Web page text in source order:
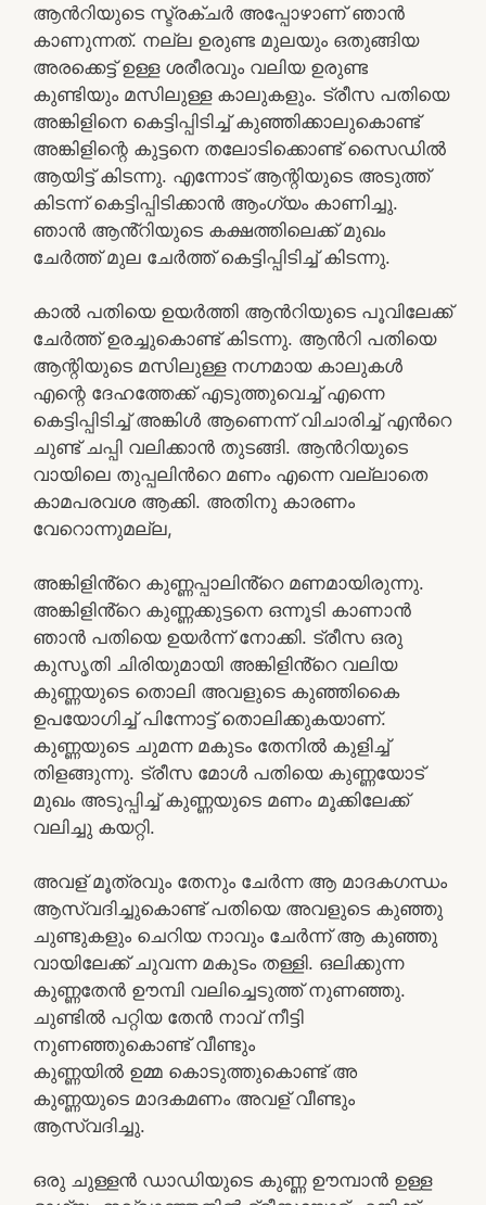
ആൻറിയുടെ സ്ട്രക്ചർ അപ്പോഴാണ് ഞാൻ
കാണുന്നത്. നല്ല ഉരുണ്ട മുലയും ഒതുങ്ങിയ
അരക്കെട്ട് ഉള്ള ശരീരവും വലിയ ഉരുണ്ട
കുണ്ടിയും മസിലുള്ള കാലുകളും. ട്രീസ പതിയെ
അങ്കിളിനെ കെട്ടിപ്പിടിച്ച് കുഞ്ഞിക്കാലുകൊണ്ട്
അങ്കിളിന്റെ കുട്ടനെ തലോടിക്കൊണ്ട് സൈഡിൽ
ആയിട്ട് കിടന്നു. എന്നോട് ആന്റിയുടെ അടുത്ത്
കിടന്ന് കെട്ടിപ്പിടിക്കാൻ ആംഗ്യം കാണിച്ചു.
ഞാൻ ആൻ്റിയുടെ കക്ഷത്തിലെക്ക് മുഖം
ചേർത്ത് മുല ചേർത്ത് കെട്ടിപ്പിടിച്ച് കിടന്നു.
കാൽ പതിയെ ഉയർത്തി ആൻറിയുടെ പൂവിലേക്ക്
ചേർത്ത് ഉരച്ചുകൊണ്ട് കിടന്നു. ആൻറി പതിയെ
ആന്റിയുടെ മസിലുള്ള നഗ്നമായ കാലുകൾ
എന്റെ ദേഹത്തേക്ക് എടുത്തുവെച്ച് എന്നെ
കെട്ടിപ്പിടിച്ച് അങ്കിൾ ആണെന്ന് വിചാരിച്ച് എൻറെ
ചുണ്ട് ചപ്പി വലിക്കാൻ തുടങ്ങി. ആൻറിയുടെ
വായിലെ തുപ്പലിന്‍റെ മണം എന്നെ വല്ലാതെ
കാമപരവശ ആക്കി. അതിനു കാരണം
വേറൊന്നുമല്ല,
അങ്കിളിൻ്റെ കുണ്ണപ്പാലിൻ്റെ മണമായിരുന്നു.
അങ്കിളിൻ്റെ കുണ്ണക്കുട്ടനെ ഒന്നൂടി കാണാൻ
ഞാൻ പതിയെ ഉയർന്ന് നോക്കി. ട്രീസ ഒരു
കുസൃതി ചിരിയുമായി അങ്കിളിൻ്റെ വലിയ
കുണ്ണയുടെ തൊലി അവളുടെ കുഞ്ഞികൈ
ഉപയോഗിച്ച് പിന്നോട്ട് തൊലിക്കുകയാണ്.
കുണ്ണയുടെ ചുമന്ന മകുടം തേനിൽ കുളിച്ച്
തിളങ്ങുന്നു. ട്രീസ മോൾ പതിയെ കുണ്ണയോട്
മുഖം അടുപ്പിച്ച് കുണ്ണയുടെ മണം മൂക്കിലേക്ക്
വലിച്ചു കയറ്റി.
അവള് മൂത്രവും തേനും ചേർന്ന ആ മാദകഗന്ധം
ആസ്വദിച്ചുകൊണ്ട് പതിയെ അവളുടെ കുഞ്ഞു
ചുണ്ടുകളും ചെറിയ നാവും ചേർന്ന് ആ കുഞ്ഞു
വായിലേക്ക് ചുവന്ന മകുടം തള്ളി. ഒലിക്കുന്ന
കുണ്ണതേൻ ഊമ്പി വലിച്ചെടുത്ത് നുണഞ്ഞു.
ചുണ്ടിൽ പറ്റിയ തേൻ നാവ് നീട്ടി
നുണഞ്ഞുകൊണ്ട് വീണ്ടും
കുണ്ണയിൽ ഉമ്മ കൊടുത്തുകൊണ്ട് അ
കുണ്ണയുടെ മാദകമണം അവള് വീണ്ടും
ആസ്വദിച്ചു.
ഒരു ചുള്ളൻ ഡാഡിയുടെ കുണ്ണ ഊമ്പാൻ ഉള്ള